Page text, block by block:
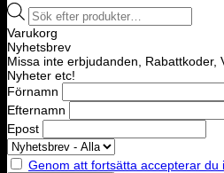
Products
search
Varukorg
Nyhetsbrev
Missa inte erbjudanden, Rabattkoder,
Nyheter etc!
Förnamn
Efternamn
Epost
Genom att fortsätta accepterar du